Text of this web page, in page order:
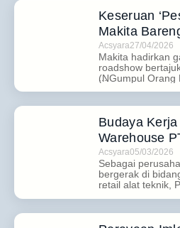
mumpuni,
(SDM) di
pentingnya hal
Pratama Teknik
penting pada hari
2026 kemarin.
Cak […]
Keseruan
Makita
Daratista
Acsyara27/04/2026
Makita hadirkan
roadshow
(NGumpul Orang
menggabungkan
aktivitas
dalam satu
segar. Sesuai
“ngoprek”
keseluruhan
tidak hanya
...
Budaya
Warehouse
Pratama
Acsyara05/03/2026
Sebagai
bergerak di
retail alat teknik,
hanya ditentukan
...